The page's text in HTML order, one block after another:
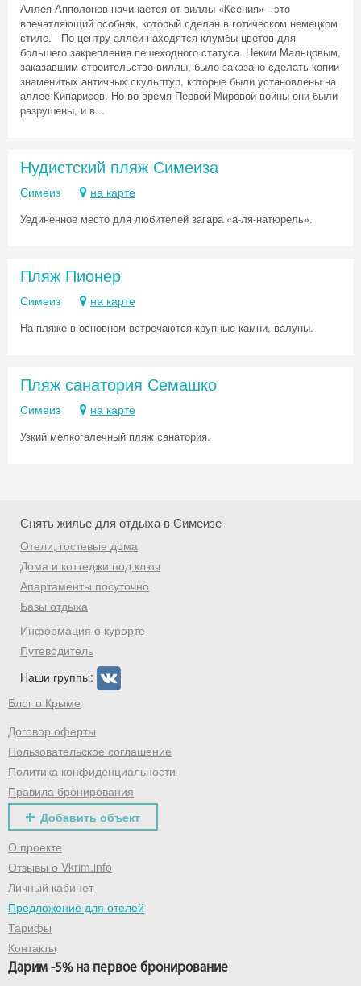
Аллея Апполонов начинается от виллы «Ксения» - это
впечатляющий особняк, который сделан в готическом немецком
стиле. По центру аллеи находятся клумбы цветов для
большего закрепления пешеходного статуса. Неким Мальцовым,
заказавшим строительство виллы, было заказано сделать копии
знаменитых античных скульптур, которые были установлены на
аллее Кипарисов. Но во время Первой Мировой войны они были
разрушены, и в...
Нудистский пляж Симеиза
Симеиз на карте
Уединенное место для любителей загара «а-ля-натюрель».
Пляж Пионер
Симеиз на карте
На пляже в основном встречаются крупные камни, валуны.
Пляж санатория Семашко
Симеиз на карте
Узкий мелкогалечный пляж санатория.
Снять жилье для отдыха в Симеизе
Отели, гостевые дома
Дома и коттеджи под ключ
Апартаменты посуточно
Базы отдыха
Информация о курорте
Путеводитель
Наши группы:
Блог о Крыме
Договор оферты
Пользовательское соглашение
Политика конфиденциальности
Правила бронирования
Добавить объект
О проекте
Отзывы о Vkrim.info
Личный кабинет
Предложение для отелей
Тарифы
Контакты
Дарим -5% на первое бронирование
Скидка −5%
Хочешь дешевле? Оставь почту и получи
промокод на первое бронирование!
Получить промокод